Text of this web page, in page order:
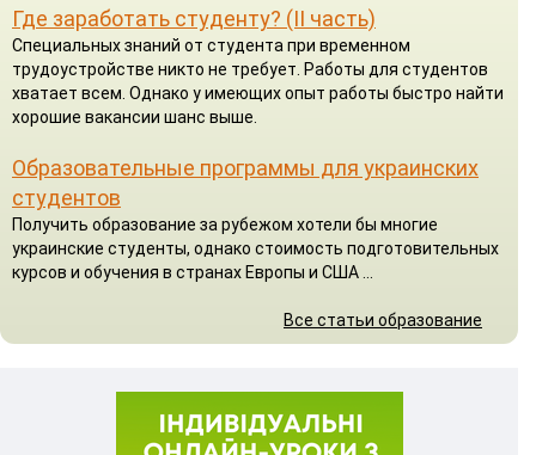
Где заработать студенту? (II часть)
Специальных знаний от студента при временном
трудоустройстве никто не требует. Работы для студентов
хватает всем. Однако у имеющих опыт работы быстро найти
хорошие вакансии шанс выше.
Образовательные программы для украинских
студентов
Получить образование за рубежом хотели бы многие
украинские студенты, однако стоимость подготовительных
курсов и обучения в странах Европы и США ...
Все статьи образование